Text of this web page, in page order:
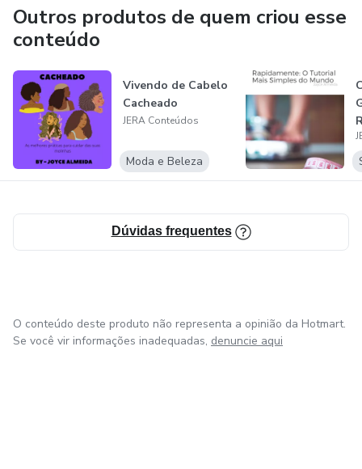
Outros produtos de quem criou esse
conteúdo
Vivendo de Cabelo
Cacheado
JERA Conteúdos
Moda e Beleza
Dúvidas frequentes
O conteúdo deste produto não representa a opinião da Hotmart.
Se você vir informações inadequadas, denuncie aqui